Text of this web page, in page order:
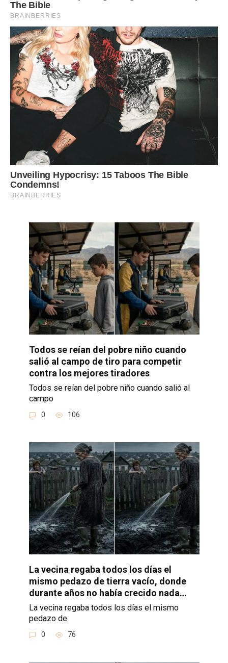
Todos se reían del pobre niño cuando
salió al campo de tiro para competir
contra los mejores tiradores
Todos se reían del pobre niño cuando salió al
campo
0 106
La vecina regaba todos los días el
mismo pedazo de tierra vacío, donde
durante años no había crecido nada…
La vecina regaba todos los días el mismo
pedazo de
0 76